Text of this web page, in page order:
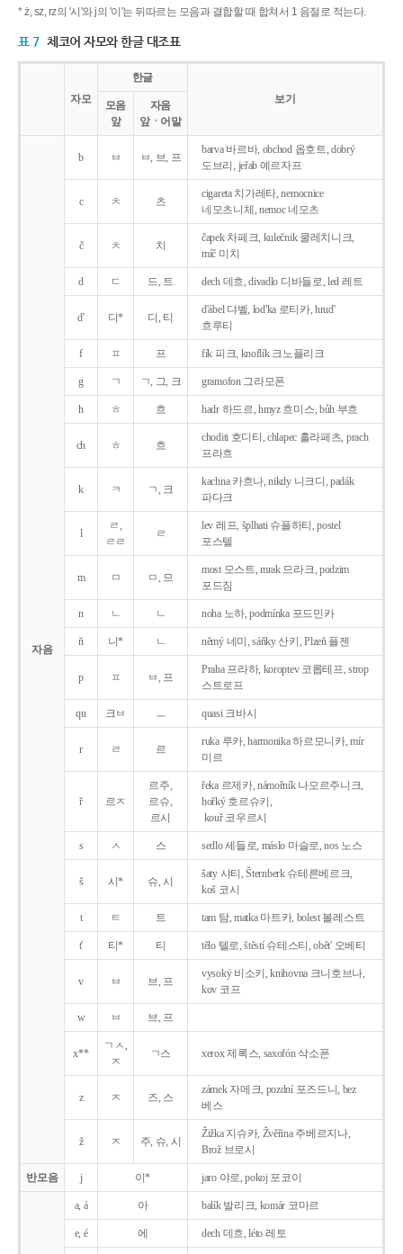
* ż, sz, rz의 '시'와 j의 '이'는 뒤따르는 모음과 결합할 때 합쳐서 1 음절로 적는다.
표 7 체코어 자모와 한글 대조표
자모
한글
보기
모음
앞
자음
앞ㆍ어말
자음
b ㅂ ㅂ, 브, 프
barva 바르바, obchod 옵호트, dobrý
도브리, jeřab 예르자프
c ㅊ 츠
cigareta 치가레타, nemocnice
네모츠니체, nemoc 네모츠
č ㅊ 치
čapek 차페크, kulečnik 쿨레치니크,
míč 미치
d ㄷ 드, 트 dech 데흐, divadlo 디바들로, led 레트
d' 디* 디, 티
d'ábel 댜벨, lod'ka 로티카, hrud'
흐루티
f ㅍ 프 fík 피크, knoflík 크노플리크
g ㄱ ㄱ, 그, 크 gramofon 그라모폰
h ㅎ 흐 hadr 하드르, hmyz 흐미스, bůh 부흐
ch ㅎ 흐
choditi 호디티, chlapec 흘라페츠, prach
프라흐
k ㅋ ㄱ, 크
kachna 카흐나, nikdy 니크디, padák
파다크
l
ㄹ,
ㄹㄹ
ㄹ
lev 레프, šplhati 슈플하티, postel
포스텔
m ㅁ ㅁ, 므
most 모스트, mrak 므라크, podzim
포드짐
n ㄴ ㄴ noha 노하, podmínka 포드민카
ň 니* ㄴ němý 네미, sáňky 산키, Plzeň 플젠
p ㅍ ㅂ, 프
Praha 프라하, koroptev 코롭테프, strop
스트로프
qu 크ㅂ ㅡ quasi 크바시
r ㄹ 르
ruka 루카, harmonika 하르모니카, mír
미르
ř 르ㅈ
르주,
르슈,
르시
řeka 르제카, námořník 나모르주니크,
hořký 호르슈키,
kouř 코우르시
s ㅅ 스 sedlo 세들로, máslo 마슬로, nos 노스
š 시* 슈, 시
šaty 샤티, Šternberk 슈테른베르크,
koš 코시
t ㅌ 트 tam 탐, matka 마트카, bolest 볼레스트
t' 티* 티 tělo 텔로, štěstí 슈테스티, obět' 오베티
v ㅂ 브, 프
vysoký 비소키, knihovna 크니호브나,
kov 코프
w ㅂ 브, 프
x**
ㄱㅅ,
ㅈ
ㄱ스 xerox 제록스, saxofón 삭소폰
z ㅈ 즈, 스
zámek 자메크, pozdní 포즈드니, bez
베스
ž ㅈ 주, 슈, 시
Žižka 지슈카, Žvěřina 주베르지나,
Brož 브로시
반모음 j 이* jaro 야로, pokoj 포코이
a, á 아 balík 발리크, komár 코마르
e, é 에 dech 데흐, léto 레토